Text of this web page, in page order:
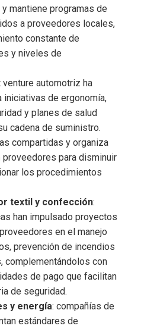
mantiene programas de
a proveedores locales,
constante de
y niveles de
venture automotriz ha
de ergonomía,
y planes de salud
cadena de suministro.
compartidas y organiza
para disminuir
los procedimientos
textil y confección:
han impulsado proyectos
en el manejo
prevención de incendios
complementándolos con
de pago que facilitan
de seguridad.
y energía: compañías de
estándares de